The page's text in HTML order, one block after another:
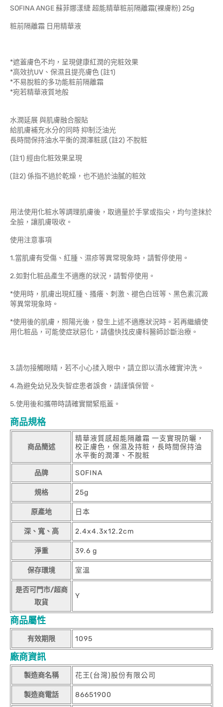
SOFINA ANGE 蘇菲娜漾緁 超能精華粧前隔離霜(裸膚粉) 25g
粧前隔離霜 日用精華液
*遮蓋膚色不均，呈現健康紅潤的完粧效果
*高效抗UV、保濕且提亮膚色 (註1)
*不易脫粧的多功能粧前隔離霜
*宛若精華液質地般
水潤延展 與肌膚融合服貼
給肌膚補充水分的同時 抑制泛油光
長時間保持油水平衡的潤澤粧感 (註2) 不脫粧
(註1) 經由化粧效果呈現
(註2) 係指不過於乾燥，也不過於油膩的粧效
用法使用化粧水等調理肌膚後，取適量於手掌或指尖，均勻塗抹於
全臉，讓肌膚吸收。
使用注意事項
1.當肌膚有受傷、紅腫、濕疹等異常現象時，請暫停使用。
2.如對化粧品產生不適應的狀況，請暫停使用。
*使用時，肌膚出現紅腫、搔癢、刺激、褪色白班等、黑色素沉澱
等異常現象時。
*使用後的肌膚，照陽光後，發生上述不適應狀況時。若再繼續使
用化粧品，可能使症狀惡化，請儘快找皮膚科醫師診斷治療。
3.請勿接觸眼睛，若不小心揉入眼中，請立即以清水確實沖洗。
4.為避免幼兒及失智症患者誤食，請謹慎保管。
5.使用後和攜帶時請確實關緊瓶蓋。
商品規格
商品簡述
精華液質感超能隔離霜 一支實現防曬，
校正膚色，保濕及持粧，長時間保持油
水平衡的潤澤、不脫粧
品牌 SOFINA
規格 25g
原產地 日本
深、寬、高 2.4x4.3x12.2cm
淨重 39.6 g
保存環境 室溫
是否可門市/超商
取貨
Y
商品屬性
有效期限 1095
廠商資訊
製造商名稱 花王(台灣)股份有限公司
製造商電話 86651900